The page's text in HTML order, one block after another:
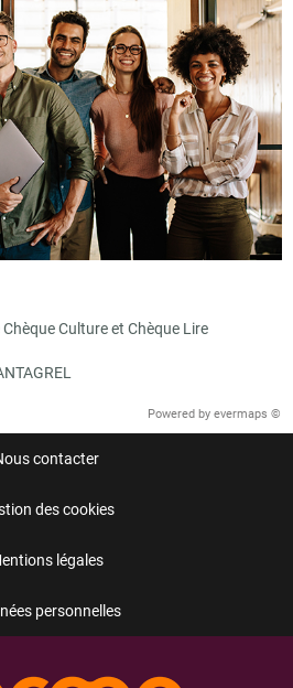
Culture et Chèque Lire
Powered by evermaps ©
contacter
des cookies
légales
personnelles